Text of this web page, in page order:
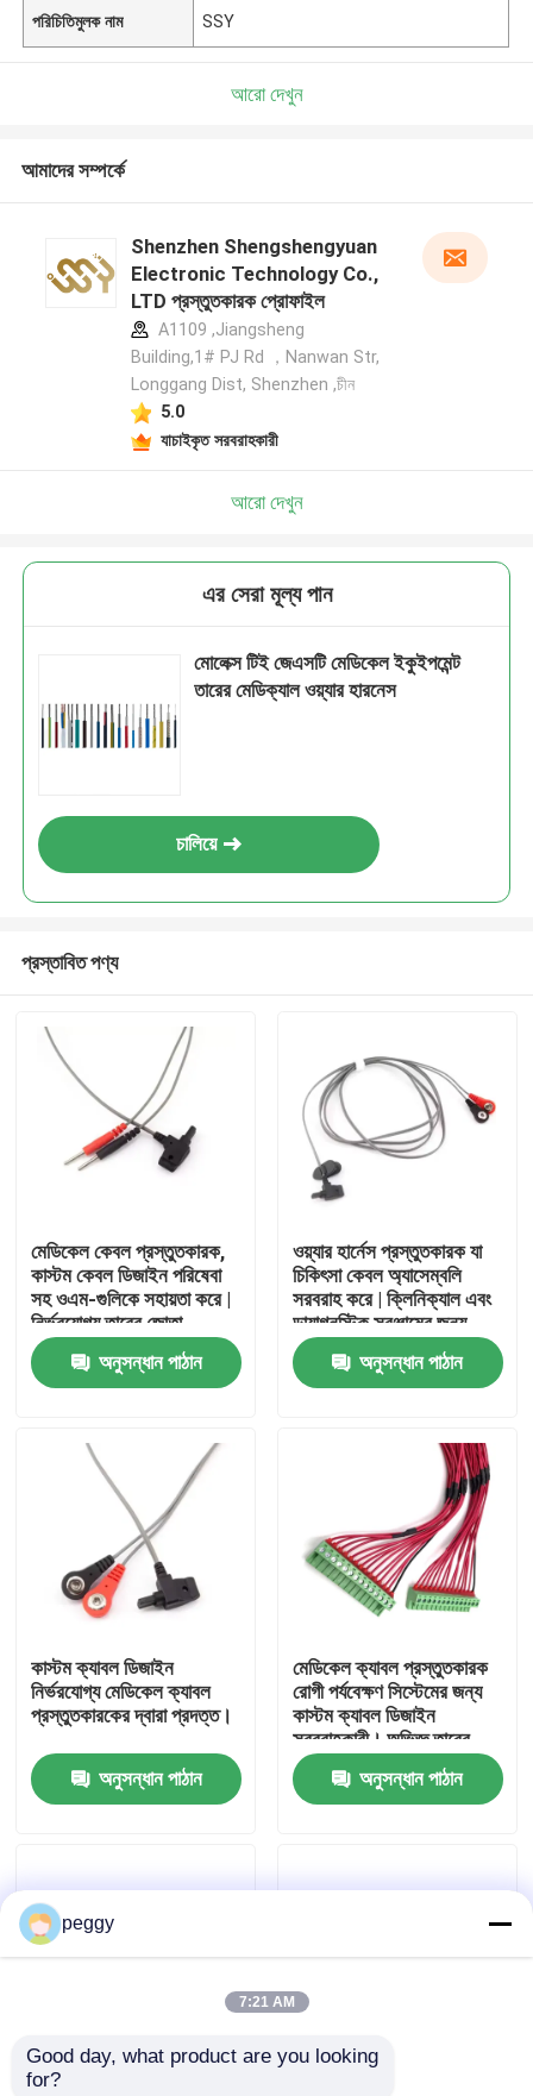
আমাদের সম্পর্কে
মান নিয়ন্ত্রণ
আমাদের সাথে যোগাযোগ করুন
তারের জোতা
এলভিডিএস ক্যাবল
পরিচিতিমুলক নাম SSY
আরো দেখুন
আমাদের সম্পর্কে
Shenzhen Shengshengyuan
Electronic Technology Co.,
LTD প্রস্তুতকারক প্রোফাইল
A1109 ,Jiangsheng
Building,1# PJ Rd ，Nanwan Str,
Longgang Dist, Shenzhen ,চীন
5.0
যাচাইকৃত সরবরাহকারী
আরো দেখুন
এর সেরা মূল্য পান
মোলেক্স টিই জেএসটি মেডিকেল ইকুইপমেন্ট
তারের মেডিক্যাল ওয়্যার হারনেস
চালিয়ে
প্রস্তাবিত পণ্য
মেডিকেল কেবল প্রস্তুতকারক,
কাস্টম কেবল ডিজাইন পরিষেবা
সহ ওএম-গুলিকে সহায়তা করে |
নির্ভরযোগ্য তারের জোতা
প্রস্তুতকারক, জীবন রক্ষাকারী
প্রযুক্তির জন্য পরিচ্ছন্ন কক্ষ
অ্যাসেম্বলি এবং ধারাবাহিক
অনুসন্ধান পাঠান
ওয়্যার হার্নেস প্রস্তুতকারক যা
চিকিৎসা কেবল অ্যাসেম্বলি
সরবরাহ করে | ক্লিনিক্যাল এবং
ডায়াগনস্টিক সরঞ্জামের জন্য
সিই-প্রত্যয়িত চিকিৎসা কেবল
প্রস্তুতকারকের পটভূমির সাথে
কাস্টম কেবল ডিজাইনে বিশেষজ্ঞ
অনুসন্ধান পাঠান
কাস্টম ক্যাবল ডিজাইন
নির্ভরযোগ্য মেডিকেল ক্যাবল
প্রস্তুতকারকের দ্বারা প্রদত্ত।
অনুসন্ধান পাঠান
মেডিকেল ক্যাবল প্রস্তুতকারক
রোগী পর্যবেক্ষণ সিস্টেমের জন্য
কাস্টম ক্যাবল ডিজাইন
সরবরাহকারী। অভিজ্ঞ তারের
শেল প্রস্তুতকারক আইসিইউ
এবং ডায়াগনস্টিক ডিভাইসের
জন্য নিরাপদ, নমনীয় সমাবেশ
অনুসন্ধান পাঠান
ওয়্যার হার্নেস প্রস্তুতকারক, যিনি
peggy
7:21 AM
Good day, what product are you looking
for?